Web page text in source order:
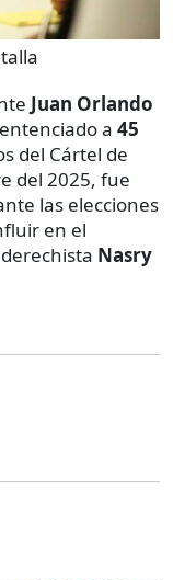
Juan Orlando
a 45
del Cártel de
del 2025, fue
las elecciones
en el
Nasry